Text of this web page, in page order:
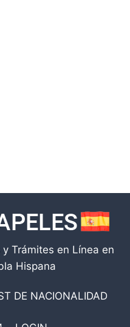
Trámites en Línea en
Hispana
DE NACIONALIDAD